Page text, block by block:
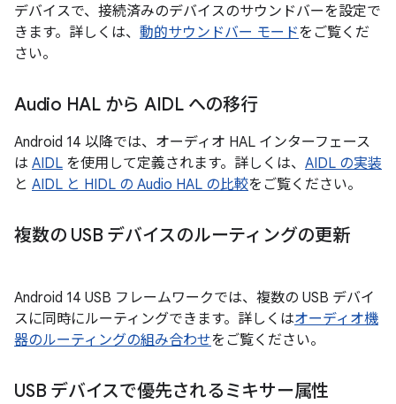
デバイスで、接続済みのデバイスのサウンドバーを設定で
きます。詳しくは、 動的サウンドバー モードをご覧くだ
さい。
Audio HAL から AIDL への移行
Android 14 以降では、オーディオ HAL インターフェース
は AIDL を使用して定義されます。詳しくは、 AIDL の実装
と AIDL と HIDL の Audio HAL の比較をご覧ください。
複数の USB デバイスのルーティングの更新
Android 14 USB フレームワークでは、複数の USB デバイ
スに同時にルーティングできます。詳しくはオーディオ機
器のルーティングの組み合わせをご覧ください。
USB デバイスで優先されるミキサー属性